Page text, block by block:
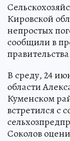
Кировской
непростых
сообщили в
В среду, 24
области
Куменском
встретился с
Соколов